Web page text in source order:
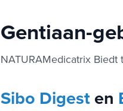
Gentiaan-
NATURAMedicatrix
Sibo Digesten